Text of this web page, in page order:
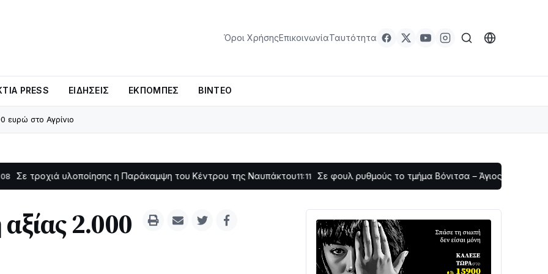
Όροι ΧρήσηςΕπικοινωνίαΤαυτότητα
PRESS ΕΙΔΉΣΕΙΣ ΕΚΠΟΜΠΈΣ ΒΊΝΤΕΟ
ευρώ στο Αγρίνιο
υλοποίησης η Παράκαμψη του Κέντρου της Ναυπάκτου11:11 Σε φουλ ρυθμούς το τμήμα Βόνιτσα – Άγιος Νικόλαος |
2.000